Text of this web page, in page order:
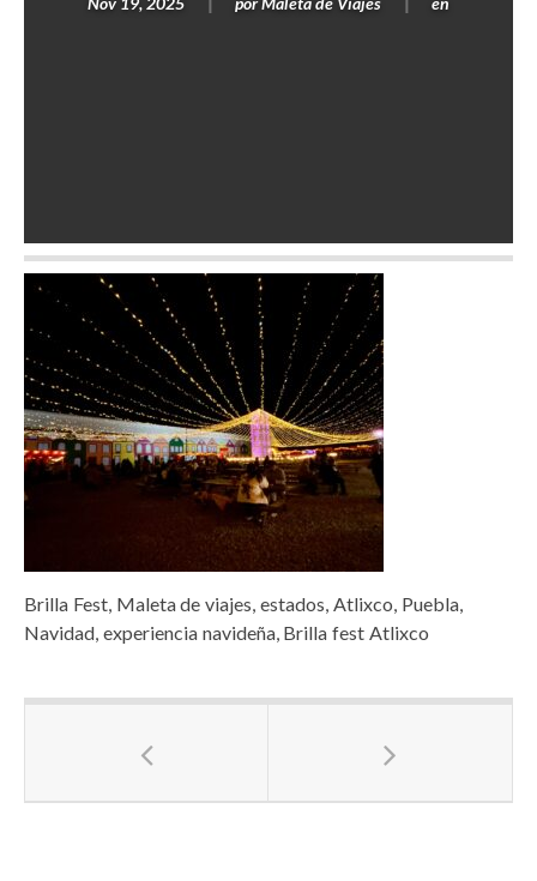
Brilla Fest, Maleta de viajes, estados, Atlixco, Puebla,
Navidad, experiencia navideña, Brilla fest Atlixco